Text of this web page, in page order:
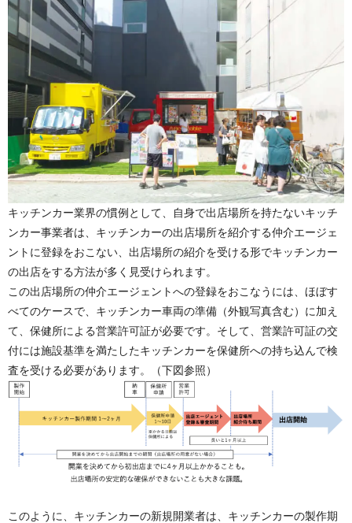
キッチンカー業界の慣例として、自身で出店場所を持たないキッチ
ンカー事業者は、キッチンカーの出店場所を紹介する仲介エージェ
ントに登録をおこない、出店場所の紹介を受ける形でキッチンカー
の出店をする方法が多く見受けられます。
この出店場所の仲介エージェントへの登録をおこなうには、ほぼす
べてのケースで、キッチンカー車両の準備（外観写真含む）に加え
て、保健所による営業許可証が必要です。そして、営業許可証の交
付には施設基準を満たしたキッチンカーを保健所への持ち込んで検
査を受ける必要があります。（下図参照）
このように、キッチンカーの新規開業者は、キッチンカーの製作期